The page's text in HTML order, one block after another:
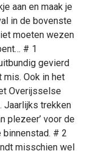
aan en maak je
in de bovenste
moeten wezen
# 1
gevierd
mis. Ook in het
Overijsselse
Jaarlijks trekken
plezeer’ voor de
binnenstad. # 2
misschien wel